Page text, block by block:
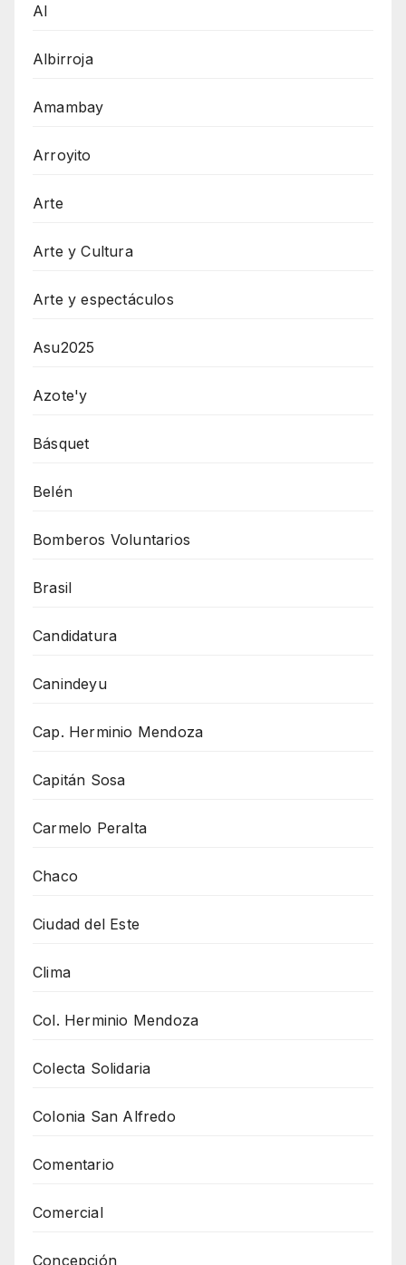
AI
Albirroja
Amambay
Arroyito
Arte
Arte y Cultura
Arte y espectáculos
Asu2025
Azote'y
Básquet
Belén
Bomberos Voluntarios
Brasil
Candidatura
Canindeyu
Cap. Herminio Mendoza
Capitán Sosa
Carmelo Peralta
Chaco
Ciudad del Este
Clima
Col. Herminio Mendoza
Colecta Solidaria
Colonia San Alfredo
Comentario
Comercial
Concepción